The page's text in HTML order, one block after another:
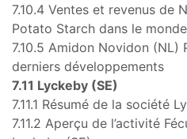
7.10.4 Ventes et revenus de
Potato Starch dans le
7.10.5 Amidon Novidon (NL)
derniers développements
7.11 Lyckeby (SE)
7.11.1 Résumé de la société
7.11.2 Aperçu de l’activité